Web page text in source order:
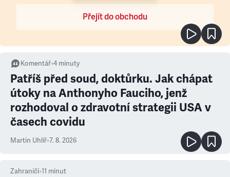
Přejít do obchodu
Komentář•4 minuty
Patříš před soud, doktůrku. Jak chápat
útoky na Anthonyho Fauciho, jenž
rozhodoval o zdravotní strategii USA v
časech covidu
Martin Uhlíř•7. 8. 2026
Zahraničí•11 minut